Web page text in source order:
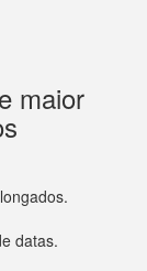
maior
datas.